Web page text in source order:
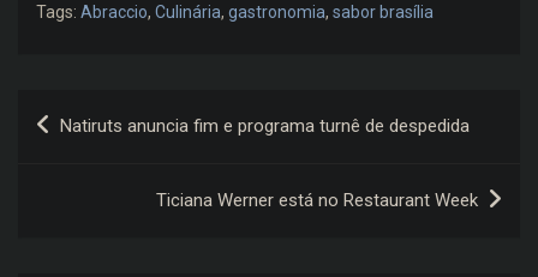
Tags: Abraccio, Culinária, gastronomia, sabor brasília
Navegação
Natiruts anuncia fim e programa turnê de despedida
Ticiana Werner está no Restaurant Week